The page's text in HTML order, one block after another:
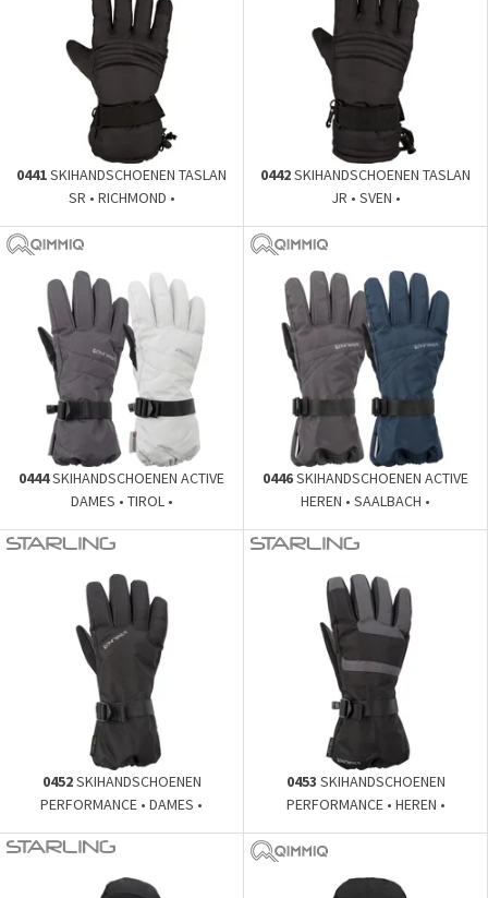
0441SKIHANDSCHOENEN TASLAN
SR • RICHMOND •
0442SKIHANDSCHOENEN TASLAN
JR • SVEN •
0444SKIHANDSCHOENEN ACTIVE
DAMES • TIROL •
0446SKIHANDSCHOENEN ACTIVE
HEREN • SAALBACH •
0452SKIHANDSCHOENEN
PERFORMANCE • DAMES •
0453 SKIHANDSCHOENEN
PERFORMANCE • HEREN •